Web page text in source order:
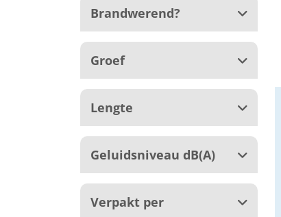
Brandwerend?
Groef
Lengte
Geluidsniveau dB(A)
Verpakt per